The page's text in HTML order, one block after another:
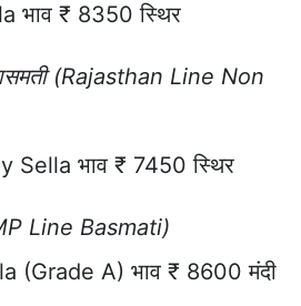
भाव ₹ 8350 स्थिर
(Rajasthan Line Non
Sella भाव ₹ 7450 स्थिर
Line Basmati)
(Grade A) भाव ₹ 8600 मंदी